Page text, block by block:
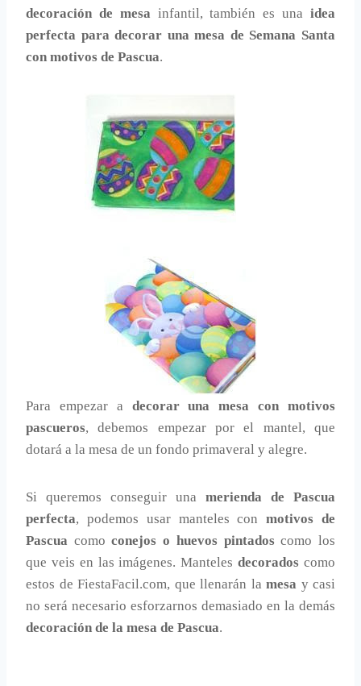
decoración de mesa infantil, también es unaidea
perfecta para decorar una mesa de Semana Santa
con motivos de Pascua.
Para empezar a decorar una mesa con motivos
pascueros, debemos empezar por el mantel, que
dotará a la mesa de un fondo primaveral y alegre.
Si queremos conseguir una merienda de Pascua
perfecta, podemos usar manteles conmotivos de
Pascua comoconejos o huevos pintadoscomo los
que veis en las imágenes. Mantelesdecorados como
estos de FiestaFacil.com, que llenarán la mesa y casi
no será necesario esforzarnos demasiado en la demás
decoración de la mesa de Pascua.